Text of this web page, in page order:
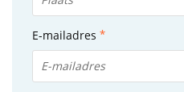
E-mailadres